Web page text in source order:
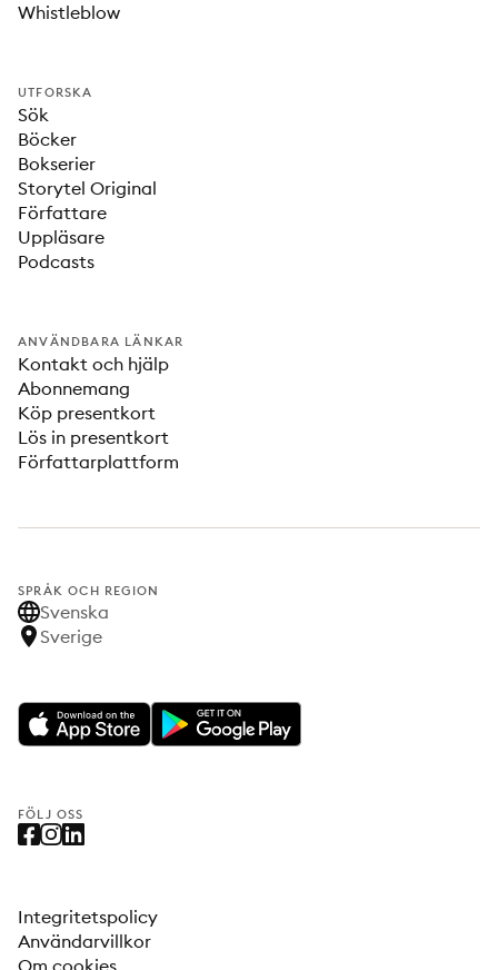
Whistleblow
UTFORSKA
Sök
Böcker
Bokserier
Storytel Original
Författare
Uppläsare
Podcasts
ANVÄNDBARA LÄNKAR
Kontakt och hjälp
Abonnemang
Köp presentkort
Lös in presentkort
Författarplattform
SPRÅK OCH REGION
Svenska
Sverige
FÖLJ OSS
Integritetspolicy
Användarvillkor
Om cookies